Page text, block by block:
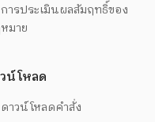
การประเมินผลสัมฤทธิ์ของ
มาย
น์โหลด
ดาวน์โหลดคำสั่ง